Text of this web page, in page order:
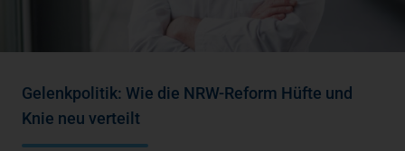
Gelenkpolitik: Wie die NRW-Reform Hüfte und
Knie neu verteilt